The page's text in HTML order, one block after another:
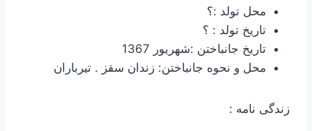
محل تولد :؟
تاریخ تولد : ؟
تاریخ جانباختن :شهریور 1367
محل و نحوه جانباختن: زندان سقز . تیرباران
زندگی نامه :